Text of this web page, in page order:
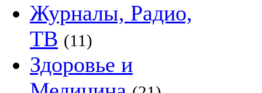
Журналы, Радио,
ТВ (11)
Здоровье и